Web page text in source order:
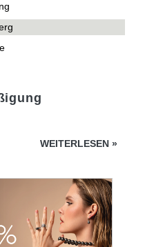
WEITERLESEN »